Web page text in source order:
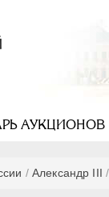
АУКЦИОНОВ
/Александр III /